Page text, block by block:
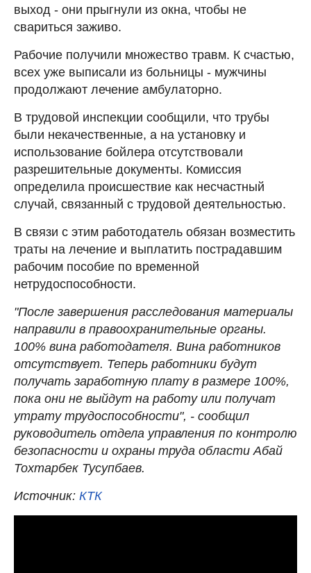
выход - они прыгнули из окна, чтобы не
свариться заживо.
Рабочие получили множество травм. К счастью,
всех уже выписали из больницы - мужчины
продолжают лечение амбулаторно.
В трудовой инспекции сообщили, что трубы
были некачественные, а на установку и
использование бойлера отсутствовали
разрешительные документы. Комиссия
определила происшествие как несчастный
случай, связанный с трудовой деятельностью.
В связи с этим работодатель обязан возместить
траты на лечение и выплатить пострадавшим
рабочим пособие по временной
нетрудоспособности.
"После завершения расследования материалы
направили в правоохранительные органы.
100% вина работодателя. Вина работников
отсутствует. Теперь работники будут
получать заработную плату в размере 100%,
пока они не выйдут на работу или получат
утрату трудоспособности", - сообщил
руководитель отдела управления по контролю
безопасности и охраны труда области Абай
Тохтарбек Тусупбаев.
Источник: КТК